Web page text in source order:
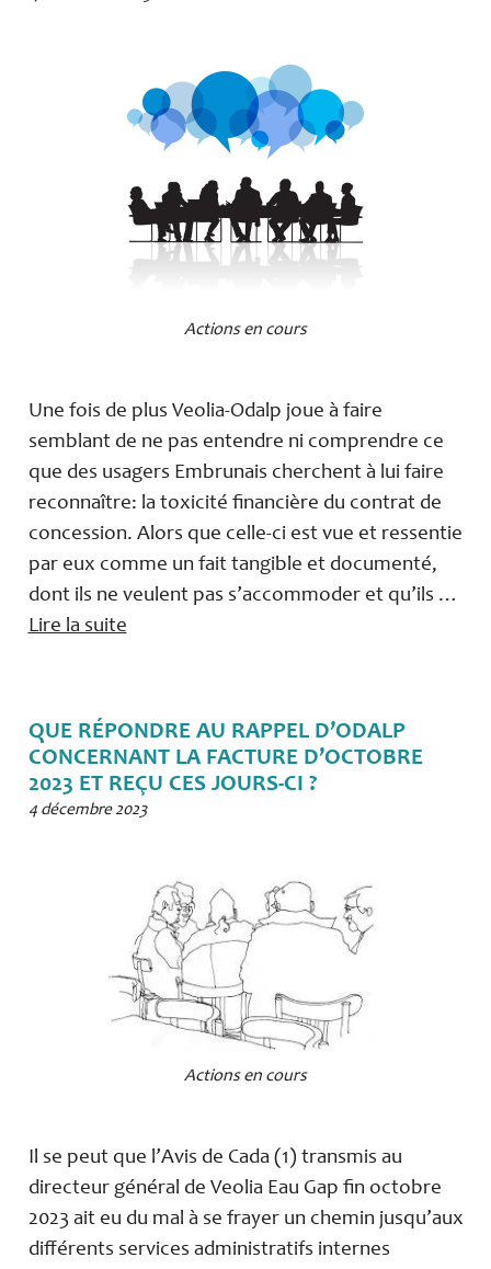
Actions en cours
Une fois de plus Veolia-Odalp joue à faire
semblant de ne pas entendre ni comprendre ce
que des usagers Embrunais cherchent à lui faire
reconnaître: la toxicité financière du contrat de
concession. Alors que celle-ci est vue et ressentie
par eux comme un fait tangible et documenté,
dont ils ne veulent pas s’accommoder et qu’ils …
Lire la suite
QUE RÉPONDRE AU RAPPEL D’ODALP
CONCERNANT LA FACTURE D’OCTOBRE
2023 ET REÇU CES JOURS-CI ?
4 décembre 2023
Actions en cours
Il se peut que l’Avis de Cada (1) transmis au
directeur général de Veolia Eau Gap fin octobre
2023 ait eu du mal à se frayer un chemin jusqu’aux
différents services administratifs internes